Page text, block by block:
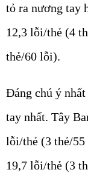
tỏ ra nương tay
12,3 lỗi/thẻ (4
thẻ/60 lỗi).
Đáng chú ý
tay nhất. Tây
lỗi/thẻ (3 thẻ/55
19,7 lỗi/thẻ (3